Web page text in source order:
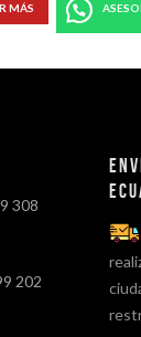
MÁS
308
202